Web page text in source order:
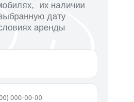
их наличии
дату
аренды